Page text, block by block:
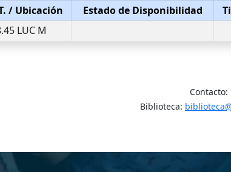
/ Ubicación Estado de Disponibilidad
LUC M
Contacto:
Biblioteca: